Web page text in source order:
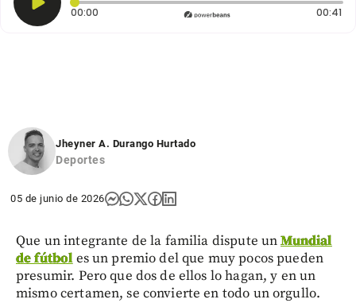
00:00 Tiempo transcurrido: 0 segundos 00:41
Jheyner A. Durango Hurtado
Deportes
05 de junio de 2026
Que un integrante de la familia dispute unMundial
de fútboles un premio del que muy pocos pueden
presumir. Pero que dos de ellos lo hagan, y en un
mismo certamen, se convierte en todo un orgullo.